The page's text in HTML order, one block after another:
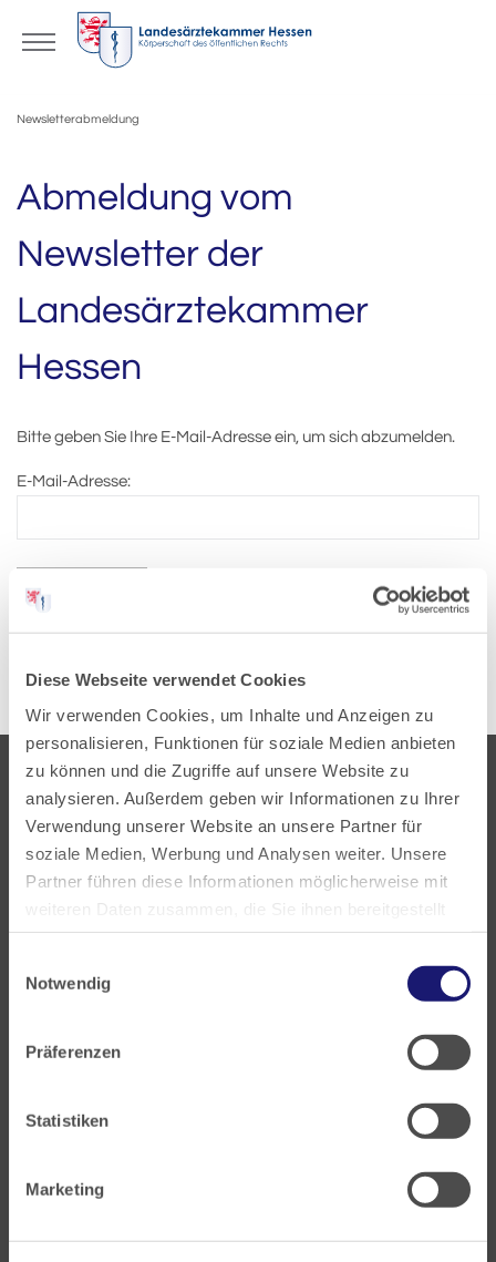
Diese Webseite verwendet Cookies
Wir verwenden Cookies, um Inhalte und Anzeigen zu
personalisieren, Funktionen für soziale Medien anbieten
zu können und die Zugriffe auf unsere Website zu
analysieren. Außerdem geben wir Informationen zu Ihrer
Verwendung unserer Website an unsere Partner für
soziale Medien, Werbung und Analysen weiter. Unsere
Partner führen diese Informationen möglicherweise mit
weiteren Daten zusammen, die Sie ihnen bereitgestellt
haben oder die sie im Rahmen Ihrer Nutzung der Dienste
Notwendig
Präferenzen
Statistiken
Marketing
Newsletterabmeldung
Abmeldung vom
Newsletter der
Landesärztekammer
Hessen
Bitte geben Sie Ihre E-Mail-Adresse ein, um sich abzumelden.
E-Mail-Adresse:
Landesärztekammer Hessen
Hanauer Landstraße 152
E-Mail:info@laekh.de